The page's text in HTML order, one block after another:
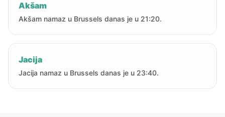
Akšam
Akšam namaz u Brussels danas je u 21:20.
Jacija
Jacija namaz u Brussels danas je u 23:40.